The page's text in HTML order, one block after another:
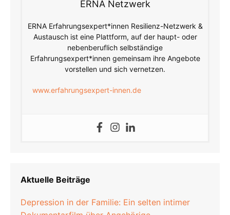
ERNA Netzwerk
ERNA Erfahrungsexpert*innen Resilienz-Netzwerk &
Austausch ist eine Plattform, auf der haupt- oder
nebenberuflich selbständige
Erfahrungsexpert*innen gemeinsam ihre Angebote
vorstellen und sich vernetzen.
www.erfahrungsexpert-innen.de
Aktuelle Beiträge
Depression in der Familie: Ein selten intimer